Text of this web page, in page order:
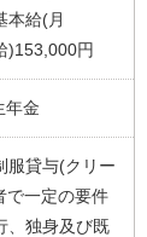
給(月
)153,000円
年金
服貸与(クリー
で一定の要件
、独身及び既